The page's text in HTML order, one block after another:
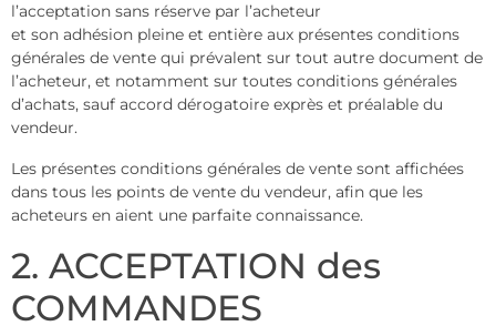
l’acceptation sans réserve par l’acheteur
et son adhésion pleine et entière aux présentes conditions
générales de vente qui prévalent sur tout autre document de
l’acheteur, et notamment sur toutes conditions générales
d’achats, sauf accord dérogatoire exprès et préalable du
vendeur.
Les présentes conditions générales de vente sont affichées
dans tous les points de vente du vendeur, afin que les
acheteurs en aient une parfaite connaissance.
2. ACCEPTATION des
COMMANDES